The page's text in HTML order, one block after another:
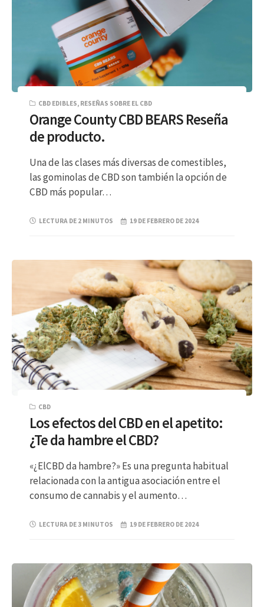
CBD EDIBLES, RESEÑAS SOBRE EL CBD
Orange County CBD BEARS Reseña
de producto.
Una de las clases más diversas de comestibles,
las gominolas de CBD son también la opción de
CBD más popular…
LECTURA DE 2 MINUTOS 19 DE FEBRERO DE 2024
CBD
Los efectos del CBD en el apetito:
¿Te da hambre el CBD?
«¿ElCBD da hambre?» Es una pregunta habitual
relacionada con la antigua asociación entre el
consumo de cannabis y el aumento…
LECTURA DE 3 MINUTOS 19 DE FEBRERO DE 2024